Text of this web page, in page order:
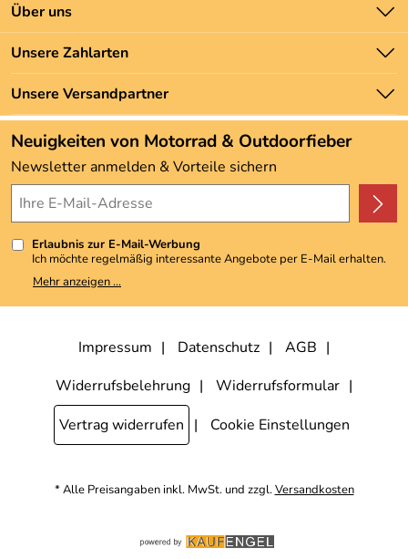
Kontakt
Batteriegesetz
Newsletter
Zahlung und Versand
Über uns
Unsere Bestseller
Marken
Neu
Angebote
Kundenbewertungen (3.492)
4,9/5*****
Unsere Zahlarten
Unsere Versandpartner
Neuigkeiten von Motorrad & Outdoorfieber
Newsletter anmelden & Vorteile sichern
Erlaubnis zur E-Mail-Werbung
Ich möchte regelmäßig interessante Angebote per E-Mail erhalten.
Meine E-Mail-Adresse wird nicht an andere Unternehmen
weitergegeben. Zu statistischen Zwecken wird in anonymer Form
kann ich jederzeit mit Wirkung für die Zukunft widerrufen, indem ich
den Link "Abmelden" am Ende des Newsletters anklicke. Die
Mehr anzeigen ...
Impressum Datenschutz
AGB
Widerrufsbelehrung
Widerrufsformular
Vertrag widerrufen
Cookie Einstellungen
* Alle Preisangaben inkl. MwSt. und zzgl.Versandkosten